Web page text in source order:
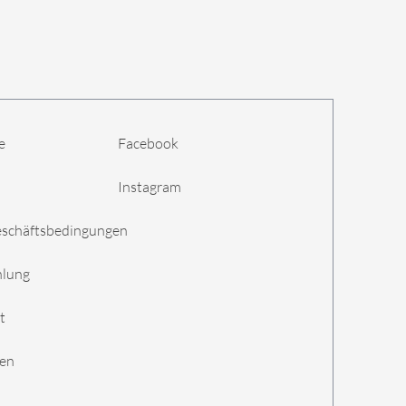
Facebook
Instagram